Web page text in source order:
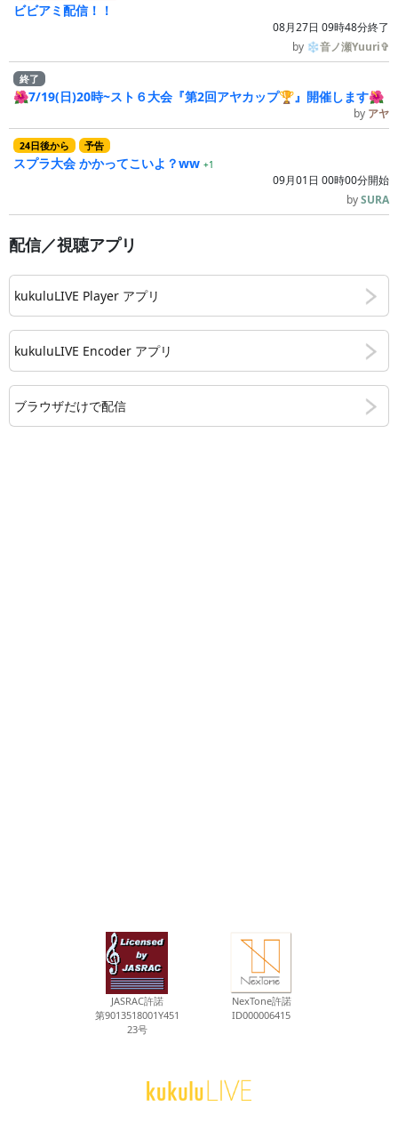
ビビアミ配信！！
08月27日 09時48分終了
by ❄音ノ瀬Yuuri✞
終了
🌺7/19(日)20時~スト６大会『第2回アヤカップ🏆』開催します🌺
by アヤ
24日後から 予告
スプラ大会 かかってこいよ？ww +1
09月01日 00時00分開始
bySURA
配信／視聴アプリ
kukuluLIVE Player アプリ
kukuluLIVE Encoder アプリ
ブラウザだけで配信
JASRAC許諾
第9013518001Y451
23号
NexTone許諾
ID000006415